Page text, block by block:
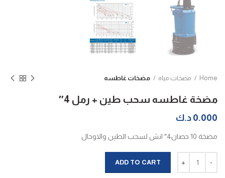
Home مضخات مياه مضخات غاطسه
مضخة غاطسه سحب طين + رمل 4″
0.000 د.ك
مضخة 10 حصان4″ انش لسحب الطين والاوحال
ADD TO CART